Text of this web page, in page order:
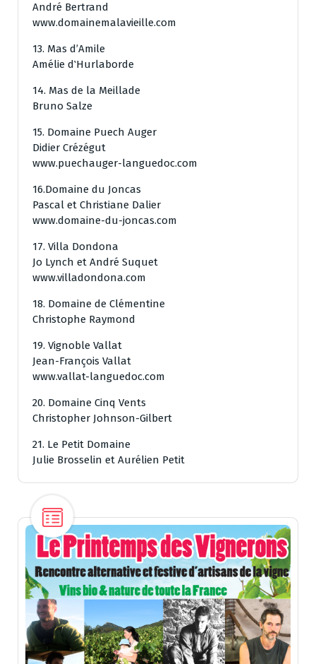
André Bertrand
www.domainemalavieille.com
13. Mas d’Amile
Amélie d‛Hurlaborde
14. Mas de la Meillade
Bruno Salze
15. Domaine Puech Auger
Didier Crézégut
www.puechauger-languedoc.com
16.Domaine du Joncas
Pascal et Christiane Dalier
www.domaine-du-joncas.com
17. Villa Dondona
Jo Lynch et André Suquet
www.villadondona.com
18. Domaine de Clémentine
Christophe Raymond
19. Vignoble Vallat
Jean-François Vallat
www.vallat-languedoc.com
20. Domaine Cinq Vents
Christopher Johnson-Gilbert
21. Le Petit Domaine
Julie Brosselin et Aurélien Petit